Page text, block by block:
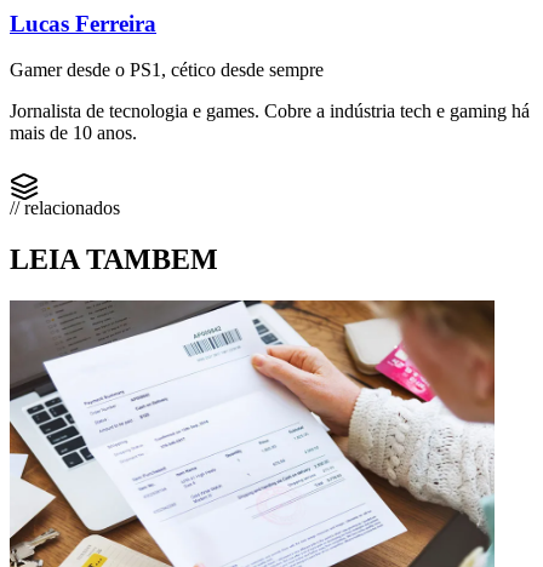
Lucas Ferreira
Gamer desde o PS1, cético desde sempre
Jornalista de tecnologia e games. Cobre a indústria tech e gaming há
mais de 10 anos.
// relacionados
LEIA TAMBEM